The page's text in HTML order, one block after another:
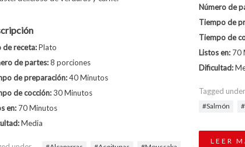
de receta:Plato
de partes:8 porciones
de preparación:40 Minutos
de cocción:30 Minutos
en: 70 Minutos
Media
Número de
Tiempo de
Tiempo de
Listos en: 70
Dificultad:
Tagged under
Salmón
LEER